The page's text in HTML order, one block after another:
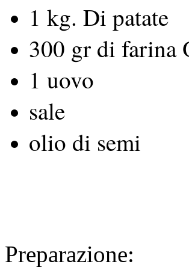
1 kg. Di patate
300 gr di farina
1 uovo
sale
olio di semi
Preparazione: